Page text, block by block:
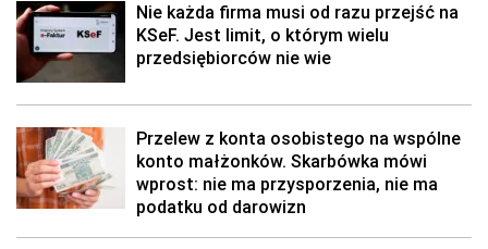
Nie każda firma musi od razu przejść na
KSeF. Jest limit, o którym wielu
przedsiębiorców nie wie
Przelew z konta osobistego na wspólne
konto małżonków. Skarbówka mówi
wprost: nie ma przysporzenia, nie ma
podatku od darowizn